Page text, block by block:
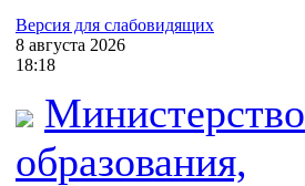
Версия для слабовидящих
8 августа 2026
18:18
Министерство
образования,